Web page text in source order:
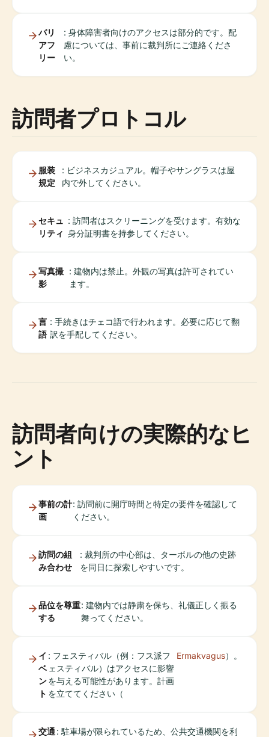
バリ
アフ
リー
: 身体障害者向けのアクセスは部分的です。配
慮については、事前に裁判所にご連絡くださ
い。
訪問者プロトコル
服装
規定
: ビジネスカジュアル。帽子やサングラスは屋
内で外してください。
セキュ
リティ
: 訪問者はスクリーニングを受けます。有効な
身分証明書を持参してください。
写真撮
影
: 建物内は禁止。外観の写真は許可されてい
ます。
言
語
: 手続きはチェコ語で行われます。必要に応じて翻
訳を手配してください。
訪問者向けの実際的なヒ
ント
事前の計
画
: 訪問前に開庁時間と特定の要件を確認して
ください。
訪問の組
み合わせ
: 裁判所の中心部は、ターボルの他の史跡
を同日に探索しやすいです。
品位を尊重
する
: 建物内では静粛を保ち、礼儀正しく振る
舞ってください。
イ
ベ
ン
ト
: フェスティバル（例：フス派フ
ェスティバル）はアクセスに影響
を与える可能性があります。計画
を立ててください（
Ermakvagus）。
交通 : 駐車場が限られているため、公共交通機関を利